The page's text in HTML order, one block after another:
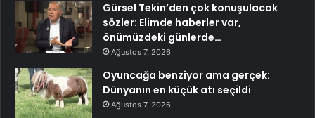
Gürsel Tekin’den çok konuşulacak
sözler: Elimde haberler var,
önümüzdeki günlerde…
Ağustos 7, 2026
Oyuncağa benziyor ama gerçek:
Dünyanın en küçük atı seçildi
Ağustos 7, 2026